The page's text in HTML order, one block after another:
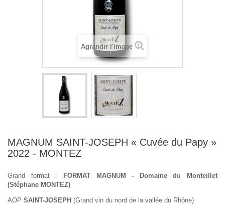
Agrandir l'image
MAGNUM SAINT-JOSEPH « Cuvée du Papy »
2022 - MONTEZ
Grand format : FORMAT MAGNUM - Domaine du Monteillet
(Stéphane MONTEZ)
AOP SAINT-JOSEPH (Grand vin du nord de la vallée du Rhône)